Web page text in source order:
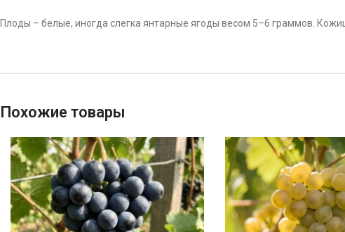
Плоды – белые, иногда слегка янтарные ягоды весом 5–6 граммов.
Похожие товары